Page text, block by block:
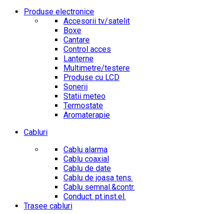
Produse electronice
Accesorii tv/satelit
Boxe
Cantare
Control acces
Lanterne
Multimetre/testere
Produse cu LCD
Sonerii
Statii meteo
Termostate
Aromaterapie
Cabluri
Cablu alarma
Cablu coaxial
Cablu de date
Cablu de joasa tens.
Cablu semnal.&contr.
Conduct. pt.inst.el.
Trasee cabluri